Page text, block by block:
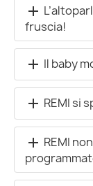
add
fruscia!
add Il baby
add REMI si
add REMI